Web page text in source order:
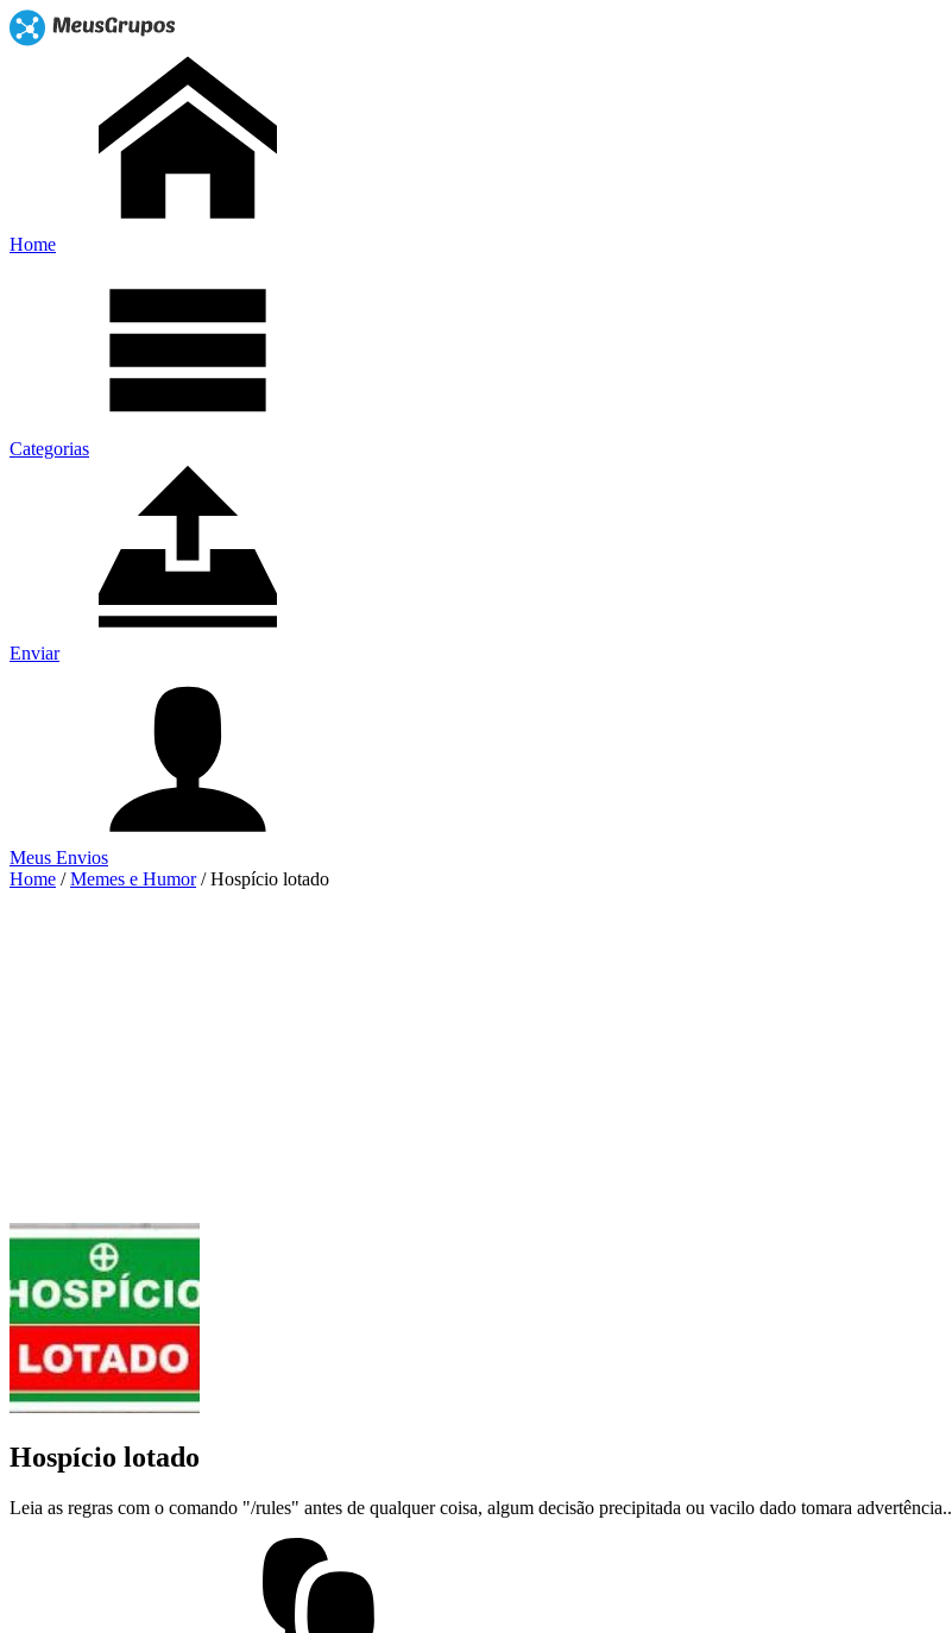
Home
Categorias
Enviar
Meus Envios
Home / Memes e Humor / Hospício lotado
Hospício lotado
Leia as regras com o comando "/rules" antes de qualquer coisa, algum decisão precipitada ou vacilo dado tomara advertência..